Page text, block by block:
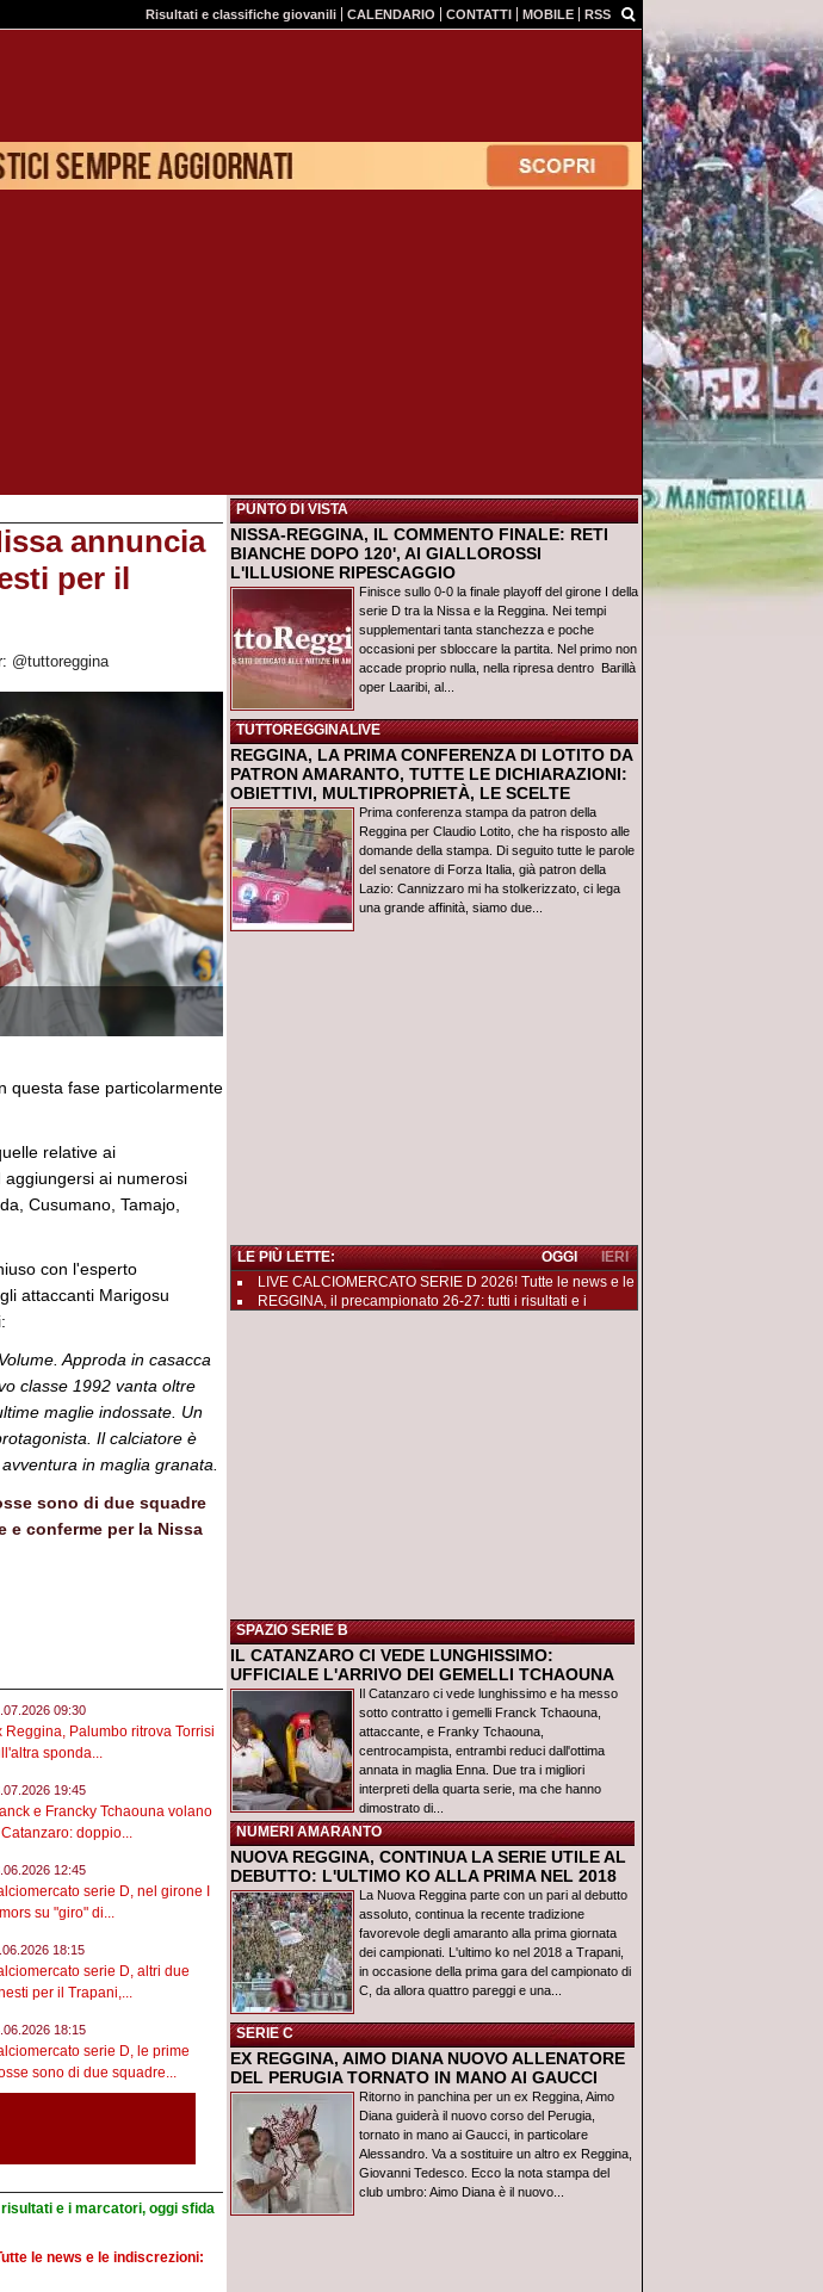
Risultati e classifiche giovanili CALENDARIO CONTATTI MOBILE RSS
annuncia
per il
@tuttoreggina
questa fase particolarmente
relative ai
ai numerosi
Cusumano, Tamajo,
con l'esperto
attaccanti Marigosu
Approda in casacca
classe 1992 vanta oltre
maglie indossate. Un
Il calciatore è
in maglia granata.
sono di due squadre
e conferme per la Nissa
09:30
Reggina, Palumbo ritrova Torrisi
sponda...
19:45
e Francky Tchaouna volano
doppio...
12:45
serie D, nel girone I
su "giro" di...
18:15
serie D, altri due
per il Trapani,...
18:15
serie D, le prime
sono di due squadre...
e i marcatori, oggi sfida
le news e le indiscrezioni:
PUNTO DI VISTA
NISSA-REGGINA, IL COMMENTO FINALE: RETI
BIANCHE DOPO 120', AI GIALLOROSSI
L'ILLUSIONE RIPESCAGGIO
Finisce sullo 0-0 la finale playoff del girone I della
serie D tra la Nissa e la Reggina. Nei tempi
supplementari tanta stanchezza e poche
occasioni per sbloccare la partita. Nel primo non
accade proprio nulla, nella ripresa dentro Barillà
oper Laaribi, al...
TUTTOREGGINALIVE
REGGINA, LA PRIMA CONFERENZA DI LOTITO DA
PATRON AMARANTO, TUTTE LE DICHIARAZIONI:
OBIETTIVI, MULTIPROPRIETÀ, LE SCELTE
Prima conferenza stampa da patron della
Reggina per Claudio Lotito, che ha risposto alle
domande della stampa. Di seguito tutte le parole
del senatore di Forza Italia, già patron della
Lazio: Cannizzaro mi ha stolkerizzato, ci lega
una grande affinità, siamo due...
LE PIÙ LETTE: IERI
OGGI
LIVE CALCIOMERCATO SERIE D 2026! Tutte le news e le
REGGINA, il precampionato 26-27: tutti i risultati e i
SPAZIO SERIE B
IL CATANZARO CI VEDE LUNGHISSIMO:
UFFICIALE L'ARRIVO DEI GEMELLI TCHAOUNA
Il Catanzaro ci vede lunghissimo e ha messo
sotto contratto i gemelli Franck Tchaouna,
attaccante, e Franky Tchaouna,
centrocampista, entrambi reduci dall'ottima
annata in maglia Enna. Due tra i migliori
interpreti della quarta serie, ma che hanno
dimostrato di...
NUMERI AMARANTO
NUOVA REGGINA, CONTINUA LA SERIE UTILE AL
DEBUTTO: L'ULTIMO KO ALLA PRIMA NEL 2018
La Nuova Reggina parte con un pari al debutto
assoluto, continua la recente tradizione
favorevole degli amaranto alla prima giornata
dei campionati. L'ultimo ko nel 2018 a Trapani,
in occasione della prima gara del campionato di
C, da allora quattro pareggi e una...
SERIE C
EX REGGINA, AIMO DIANA NUOVO ALLENATORE
DEL PERUGIA TORNATO IN MANO AI GAUCCI
Ritorno in panchina per un ex Reggina, Aimo
Diana guiderà il nuovo corso del Perugia,
tornato in mano ai Gaucci, in particolare
Alessandro. Va a sostituire un altro ex Reggina,
Giovanni Tedesco. Ecco la nota stampa del
club umbro: Aimo Diana è il nuovo...